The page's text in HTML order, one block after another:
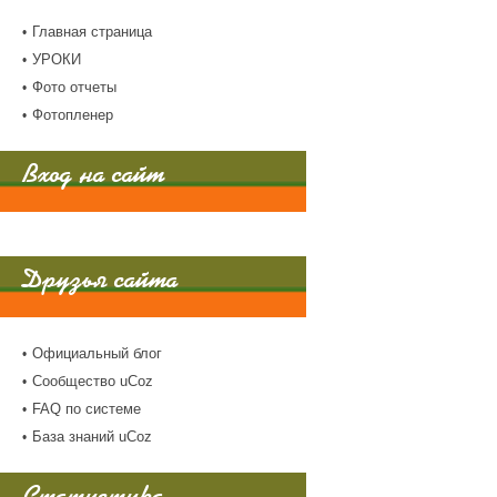
Главная страница
УРОКИ
Фото отчеты
Фотопленер
Вход на сайт
Друзья сайта
Официальный блог
Сообщество uCoz
FAQ по системе
База знаний uCoz